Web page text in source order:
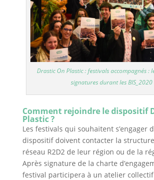
Drastic On Plastic : festivals accompagnés :
signatures durant les BIS_2020
Comment rejoindre le dispositif
Plastic ?
Les festivals qui souhaitent s’engager
dispositif doivent contacter la
réseau R2D2 de leur région ou de la
Après signature de la charte
festival participera à un atelier